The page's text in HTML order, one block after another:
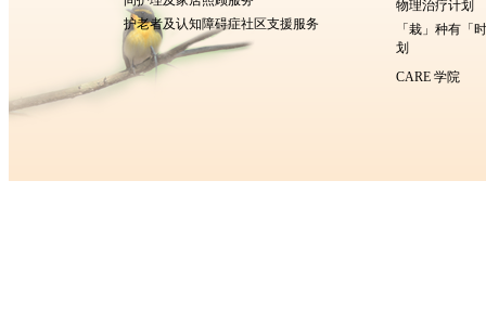
护老者及认知障碍症社区支援服务
物理治疗计划
「栽」种有
划
CARE 学院